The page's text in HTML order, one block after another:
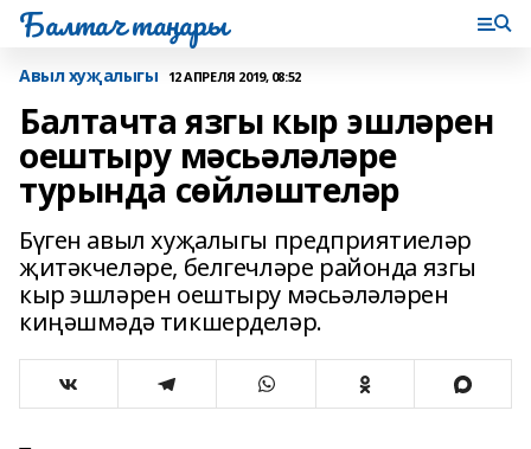
Балтач таңнары
Авыл хуҗалыгы 12 АПРЕЛЯ 2019, 08:52
Балтачта язгы кыр эшләрен
оештыру мәсьәләләре
турында сөйләштеләр
Бүген авыл хуҗалыгы предприятиеләр
җитәкчеләре, белгечләре районда язгы
кыр эшләрен оештыру мәсьәләләрен
киңәшмәдә тикшерделәр.